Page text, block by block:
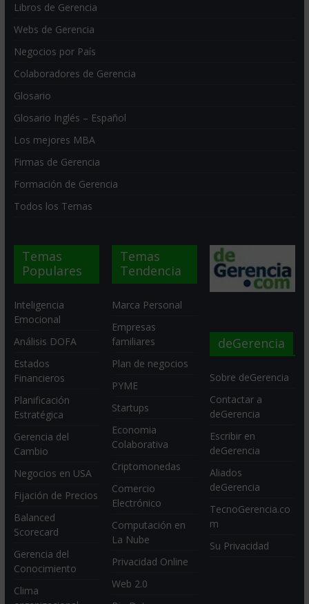
Libros de Gerencia
Webs de Gerencia
Negocios por País
Colaboradores de Gerencia
Glosario
Glosario Inglés – Español
Los mejores MBA
Firmas de Gerencia
Formación de Gerencia
Todos los Temas
Temas
Populares
Inteligencia
Emocional
Análisis DOFA
Estados
Financieros
Planificación
Estratégica
Gerencia del
Cambio
Negocios en USA
Fijación de Precios
Balanced
Scorecard
Gerencia del
Conocimiento
Clima
Temas
Tendencia
Marca Personal
Empresas
familiares
Plan de negocios
PYME
Startups
Economia
Colaborativa
Criptomonedas
Comercio
Electrónico
Computación en
La Nube
Privacidad Online
Web 2.0
deGerencia
Sobre deGerencia
Contactar a
deGerencia
Escribir en
deGerencia
Aliados
deGerencia
TecnoGerencia.co
m
Su Privacidad